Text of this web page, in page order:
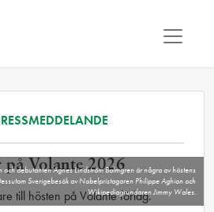
på Volante 2026
och debutanten Agnes Lindström Bolmgren är några av höstens
Sverigebesök av Nobelpristagaren Philippe Aghion och
Wikipediagrundaren Jimmy Wales.